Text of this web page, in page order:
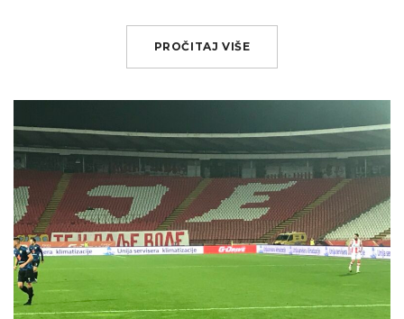
PROČITAJ VIŠE